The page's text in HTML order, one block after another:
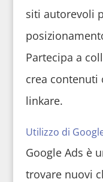
siti autorevoli
Partecipa a
crea contenuti
linkare.
Utilizzo di
Google Ads è
trovare nuovi